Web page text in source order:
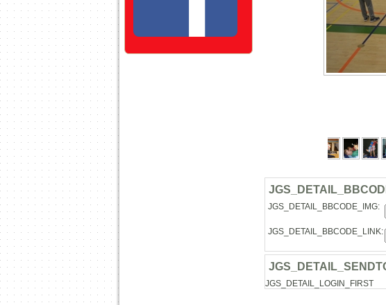
JGS_DETAIL_BBCODE_IMG:
JGS_DETAIL_BBCODE_LINK:
JGS_DETAIL_LOGIN_FIRST